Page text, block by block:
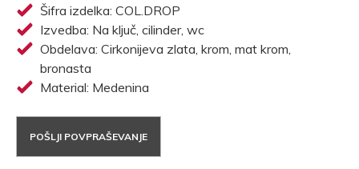
Šifra izdelka: COL.DROP
Izvedba: Na ključ, cilinder, wc
Obdelava: Cirkonijeva zlata, krom, mat krom,
bronasta
Material: Medenina
POŠLJI POVPRAŠEVANJE